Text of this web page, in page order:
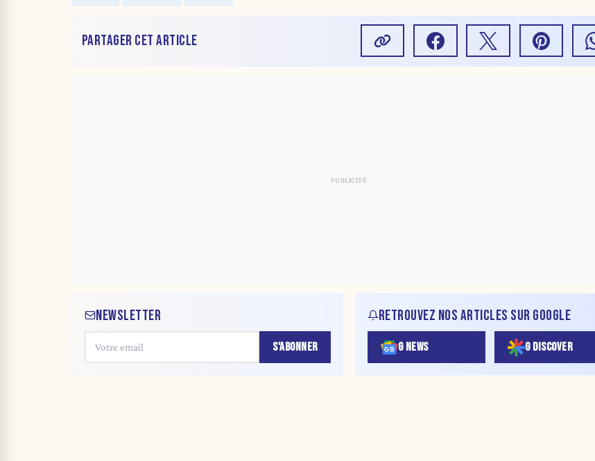
PARTAGER CET ARTICLE
NEWSLETTER
S'ABONNER
RETROUVEZ NOS ARTICLES SUR GOOGLE
G NEWS G DISCOVER